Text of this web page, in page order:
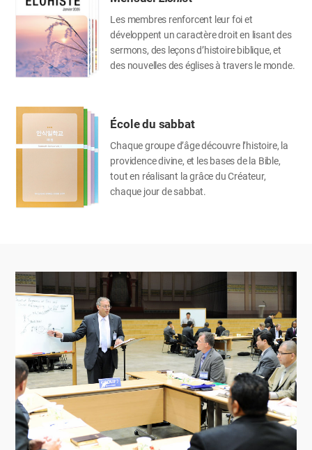
Les membres renforcent leur foi et
développent un caractère droit en lisant des
sermons, des leçons d’histoire biblique, et
des nouvelles des églises à travers le monde.
École du sabbat
Chaque groupe d’âge découvre l’histoire, la
providence divine, et les bases de la Bible,
tout en réalisant la grâce du Créateur,
chaque jour de sabbat.